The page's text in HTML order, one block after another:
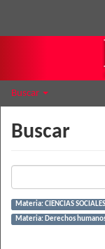
Buscar
Buscar
Materia: CIENCIAS
Materia: Derechos